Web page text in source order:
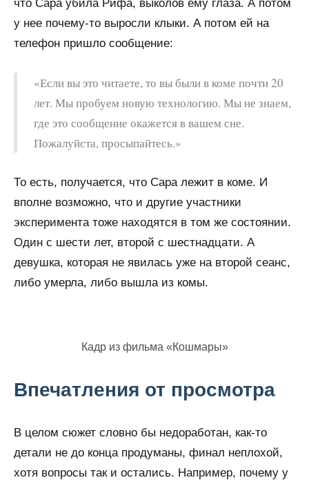
что Сара убила Рифа, выколов ему глаза. А потом
у нее почему-то выросли клыки. А потом ей на
телефон пришло сообщение:
«Если вы это читаете, то вы были в коме почти 20
лет. Мы пробуем новую технологию. Мы не знаем,
где это сообщение окажется в вашем сне.
Пожалуйста, просыпайтесь.»
То есть, получается, что Сара лежит в коме. И
вполне возможно, что и другие участники
эксперимента тоже находятся в том же состоянии.
Один с шести лет, второй с шестнадцати. А
девушка, которая не явилась уже на второй сеанс,
либо умерла, либо вышла из комы.
Кадр из фильма «Кошмары»
Впечатления от просмотра
В целом сюжет словно бы недоработан, как-то
детали не до конца продуманы, финал неплохой,
хотя вопросы так и остались. Например, почему у